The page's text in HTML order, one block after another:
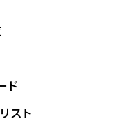
ド
スト